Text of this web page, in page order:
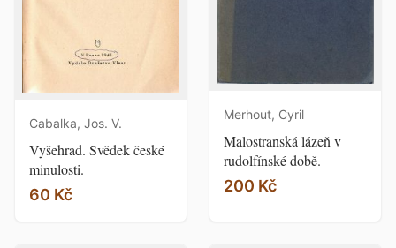
Cabalka, Jos. V.
Vyšehrad. Svědek české
minulosti.
60 Kč
Merhout, Cyril
Malostranská lázeň v
rudolfínské době.
200 Kč